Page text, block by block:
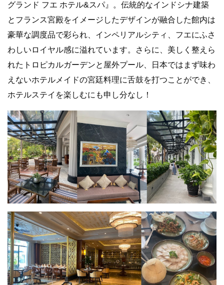
グランド フエ ホテル&スパ』。伝統的なインドシナ建築
とフランス宮殿をイメージしたデザインが融合した館内は
豪華な調度品で彩られ、インペリアルシティ、フエにふさ
わしいロイヤル感に溢れています。さらに、美しく整えら
れたトロピカルガーデンと屋外プール、日本ではまず味わ
えないホテルメイドの宮廷料理に舌鼓を打つことができ、
ホテルステイを楽しむにも申し分なし！